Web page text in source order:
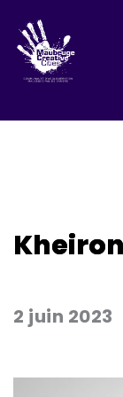
2 juin 2023